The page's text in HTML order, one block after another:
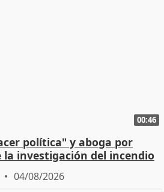
00:46
política" y aboga por
investigación del incendio
04/08/2026